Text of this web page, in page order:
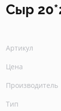
Сыр
Артикул
Цена
Производитель
Тип